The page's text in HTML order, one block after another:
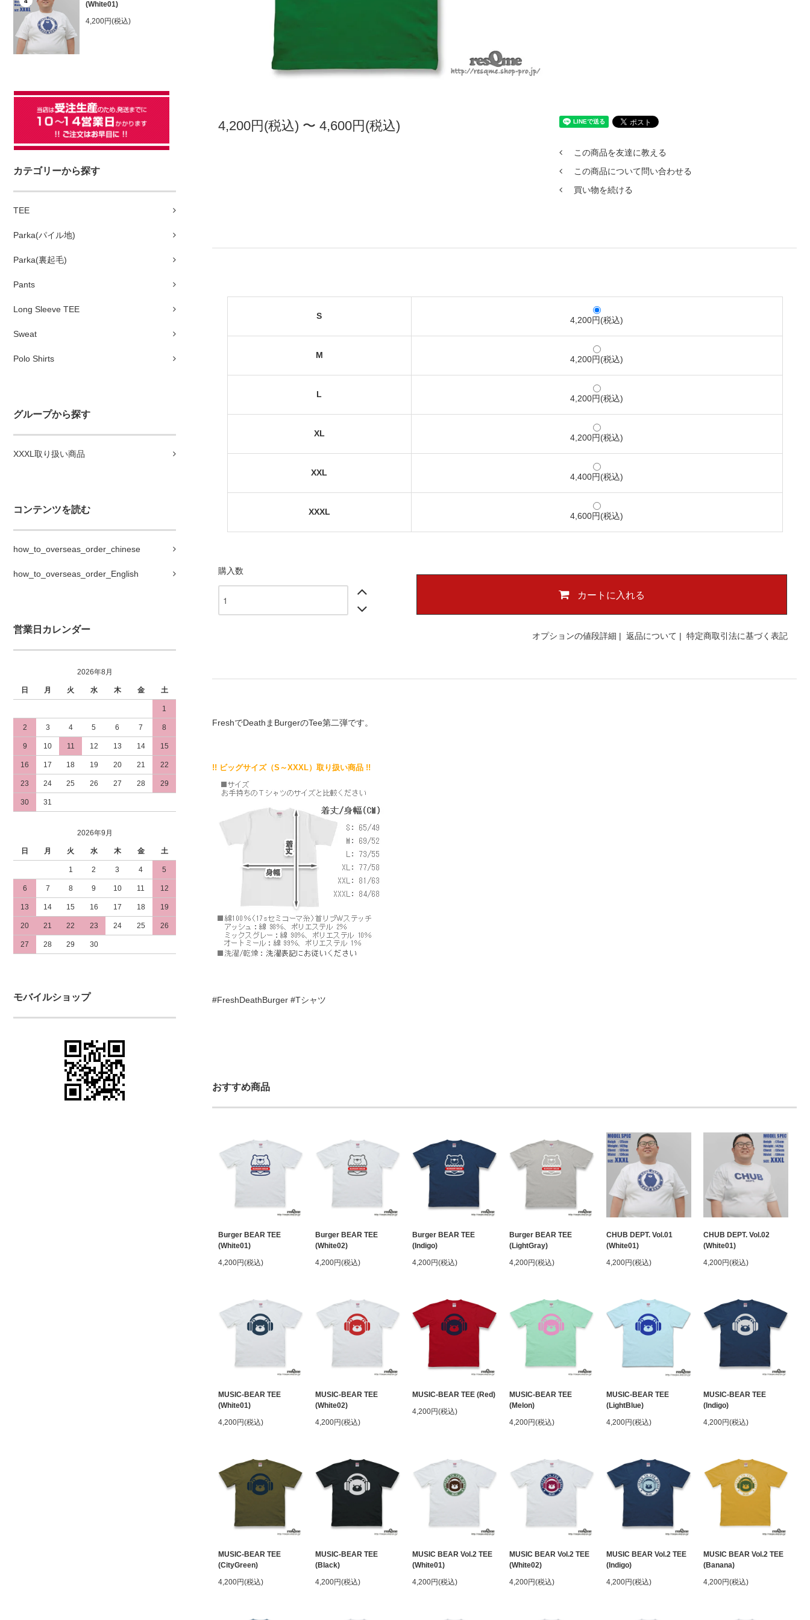
(White01)
4,200円(税込)
カテゴリーから探す
TEE
Parka(パイル地)
Parka(裏起毛)
Pants
Long Sleeve TEE
Sweat
Polo Shirts
グループから探す
XXXL取り扱い商品
コンテンツを読む
how_to_overseas_order_chinese
how_to_overseas_order_English
営業日カレンダー
2026年8月
日 月 火 水 木 金 土
1
2 3 4 5 6 7 8
9 10 11 12 13 14 15
16 17 18 19 20 21 22
23 24 25 26 27 28 29
30 31
2026年9月
日 月 火 水 木 金 土
1 2 3 4 5
6 7 8 9 10 11 12
13 14 15 16 17 18 19
20 21 22 23 24 25 26
27 28 29 30
モバイルショップ
4,200円(税込) 〜 4,600円(税込)
この商品を友達に教える
この商品について問い合わせる
買い物を続ける
S 4,200円(税込)
M 4,200円(税込)
L 4,200円(税込)
XL 4,200円(税込)
XXL 4,400円(税込)
XXXL 4,600円(税込)
購入数
カートに入れる
オプションの値段詳細 | 返品について | 特定商取引法に基づく表記
FreshでDeathまBurgerのTee第二弾です。
!! ビッグサイズ（S～XXXL）取り扱い商品 !!
#FreshDeathBurger #Tシャツ
おすすめ商品
Burger BEAR TEE
(White01)
4,200円(税込)
Burger BEAR TEE
(White02)
4,200円(税込)
Burger BEAR TEE
(Indigo)
4,200円(税込)
Burger BEAR TEE
(LightGray)
4,200円(税込)
CHUB DEPT. Vol.01
(White01)
4,200円(税込)
CHUB DEPT. Vol.02
(White01)
4,200円(税込)
MUSIC-BEAR TEE
(White01)
4,200円(税込)
MUSIC-BEAR TEE
(White02)
4,200円(税込)
MUSIC-BEAR TEE (Red)
4,200円(税込)
MUSIC-BEAR TEE
(Melon)
4,200円(税込)
MUSIC-BEAR TEE
(LightBlue)
4,200円(税込)
MUSIC-BEAR TEE
(Indigo)
4,200円(税込)
MUSIC-BEAR TEE
(CityGreen)
4,200円(税込)
MUSIC-BEAR TEE
(Black)
4,200円(税込)
MUSIC BEAR Vol.2 TEE
(White01)
4,200円(税込)
MUSIC BEAR Vol.2 TEE
(White02)
4,200円(税込)
MUSIC BEAR Vol.2 TEE
(Indigo)
4,200円(税込)
MUSIC BEAR Vol.2 TEE
(Banana)
4,200円(税込)